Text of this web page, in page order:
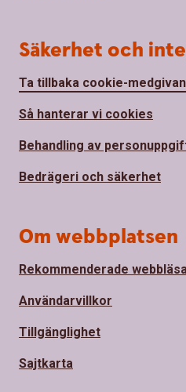
Säkerhet och
Ta tillbaka cookie-
Så hanterar vi cookies
Behandling av
Bedrägeri och säkerhet
Om webbplatsen
Rekommenderade
Användarvillkor
Tillgänglighet
Sajtkarta